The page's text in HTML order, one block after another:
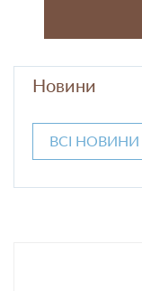
Новини
ВСІ НОВИНИ